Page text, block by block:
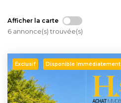
Afficher la carte
6 annonce(s) trouvée(s)
Exclusif Disponible Immédiatement